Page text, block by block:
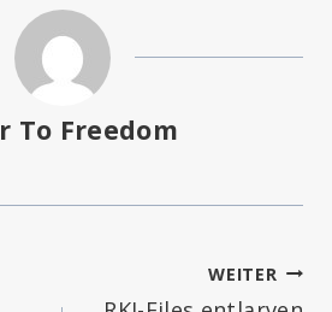
To Freedom
WEITER